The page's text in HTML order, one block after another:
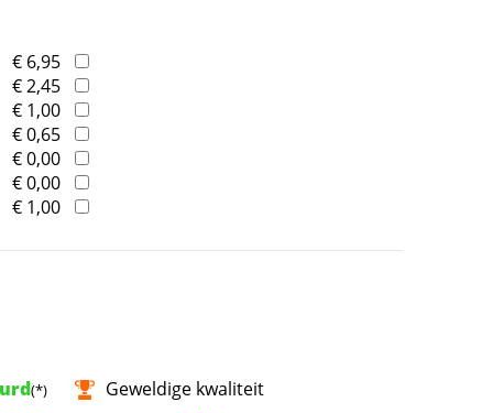
€ 6,95
€ 2,45
€ 1,00
€ 0,65
€ 0,00
€ 0,00
€ 1,00
(*)
Geweldige kwaliteit